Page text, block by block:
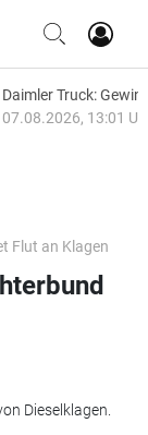
Daimler Truck:
07.08.2026, 13:01
Flut an Klagen
Dieselklagen.